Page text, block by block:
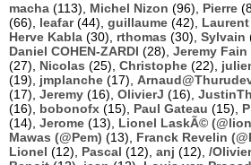
macha (113), Michel Nizon (96), Pierre
(66), leafar(44), guillaume (42), Laurent
Herve Kabla (30), rthomas (30), Sylvain
Daniel COHEN-ZARDI (28), Jeremy Fain
(27), Nicolas (25), Christophe (22),
(19), jmplanche (17),
(17), Jeremy (16), OlivierJ (16),
(16), bobonofx (15), Paul Gateau (15),
(14), Jerome (13), Lionel LaskÃ©
Mawas (@Pem) (13), Franck Revelin
Lionel (12), Pascal (12), anj (12), /Olivier